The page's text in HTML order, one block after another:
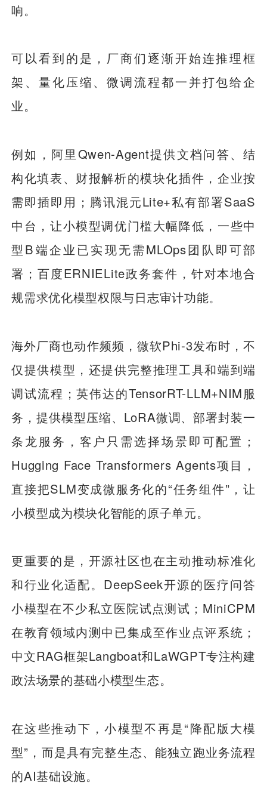
响。
可以看到的是，厂商们逐渐开始连推理框
架、量化压缩、微调流程都一并打包给企
业。
例如，阿里Qwen-Agent提供文档问答、结
构化填表、财报解析的模块化插件，企业按
需即插即用；腾讯混元Lite+私有部署SaaS
中台，让小模型调优门槛大幅降低，一些中
型B端企业已实现无需MLOps团队即可部
署；百度ERNIELite政务套件，针对本地合
规需求优化模型权限与日志审计功能。
海外厂商也动作频频，微软Phi-3发布时，不
仅提供模型，还提供完整推理工具和端到端
调试流程；英伟达的TensorRT-LLM+NIM服
务，提供模型压缩、LoRA微调、部署封装一
条龙服务，客户只需选择场景即可配置；
Hugging Face Transformers Agents项目，
直接把SLM变成微服务化的“任务组件”，让
小模型成为模块化智能的原子单元。
更重要的是，开源社区也在主动推动标准化
和行业化适配。DeepSeek开源的医疗问答
小模型在不少私立医院试点测试；MiniCPM
在教育领域内测中已集成至作业点评系统；
中文RAG框架Langboat和LaWGPT专注构建
政法场景的基础小模型生态。
在这些推动下，小模型不再是“降配版大模
型”，而是具有完整生态、能独立跑业务流程
的AI基础设施。